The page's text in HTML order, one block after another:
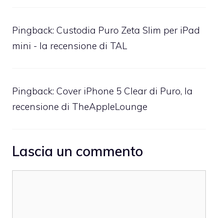
Pingback: Custodia Puro Zeta Slim per iPad
mini - la recensione di TAL
Pingback: Cover iPhone 5 Clear di Puro, la
recensione di TheAppleLounge
Lascia un commento